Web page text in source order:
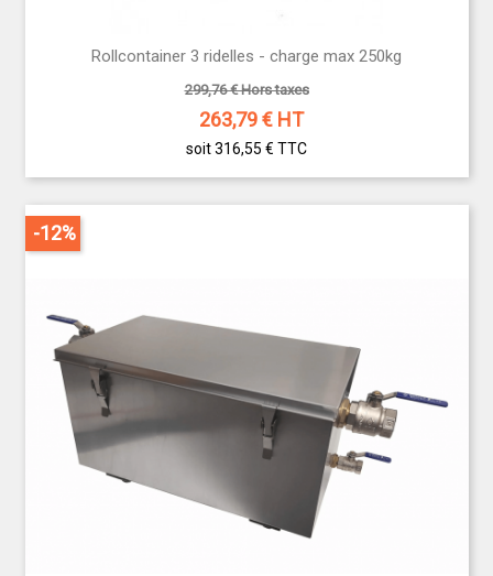
chambres froides aux réserves sèches. Complétez
votre équipement avec undérouleur de film étirable
professionnel, pour une conservation efficace et
rapide de vos produits alimentaires.
Pourquoi choisir notre matériel de
stockage et de manutention CHR ?
polypropylène…)
✅ Conformes aux normes d’hygiène et de
sécurité
✅ Ergonomie pensée pour un usage
intensif
Investir dans du matériel de manutention et de
stockage performant, c’est assurer un
Rollcontainer 3 ridelles - charge max 250kg
299,76 € Hors taxes
263,79€ HT
soit 316,55 € TTC
-12%